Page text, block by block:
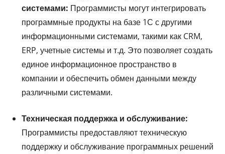
системами: Программисты могут интегрировать
программные продукты на базе 1С с другими
информационными системами, такими как CRM,
ERP, учетные системы и т.д. Это позволяет создать
единое информационное пространство в
компании и обеспечить обмен данными между
различными системами.
Техническая поддержка и обслуживание:
Программисты предоставляют техническую
поддержку и обслуживание программных решений